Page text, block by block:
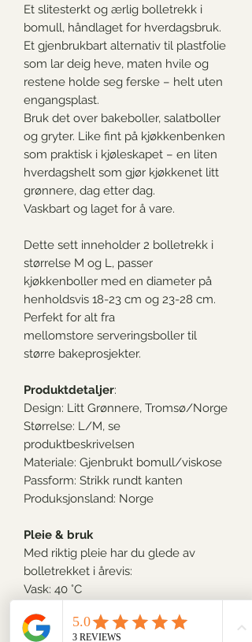
Et slitesterkt og ærlig bolletrekk i
bomull, håndlaget for hverdagsbruk.
Et gjenbrukbart alternativ til plastfolie
som lar deig heve, maten hvile og
restene holde seg ferske – helt uten
engangsplast.
Bruk det over bakeboller, salatboller
og gryter. Like fint på kjøkkenbenken
som praktisk i kjøleskapet – en liten
hverdagshelt som gjør kjøkkenet litt
grønnere, dag etter dag.
Vaskbart og laget for å vare.
Dette sett inneholder 2 bolletrekk i
størrelse M og L, passer
kjøkkenboller med en diameter på
henholdsvis 18-23 cm og 23-28 cm.
Perfekt for alt fra
mellomstore serveringsboller til
større bakeprosjekter.
Produktdetaljer:
Design: Litt Grønnere, Tromsø/Norge
Størrelse: L/M, se
produktbeskrivelsen
Materiale: Gjenbrukt bomull/viskose
Passform: Strikk rundt kanten
Produksjonsland: Norge
Pleie & bruk
Med riktig pleie har du glede av
bolletrekket i årevis:
Vask: 40 °C
Lufttørkes for lengst levetid